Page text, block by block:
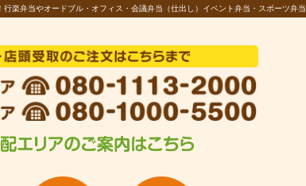
楽弁当やオードブル・オフィス・会議弁当（仕出し）イベント弁当・スポーツ弁当